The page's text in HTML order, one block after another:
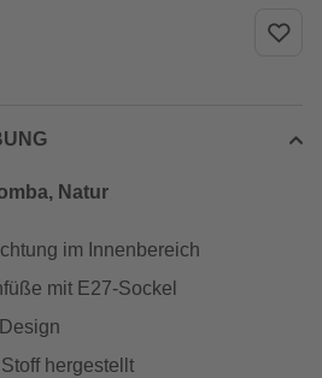
Natur
im Innenbereich
mit E27-Sockel
hergestellt